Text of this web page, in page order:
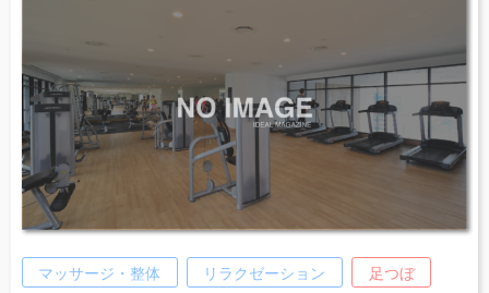
マッサージ・整体 リラクゼーション 足つぼ